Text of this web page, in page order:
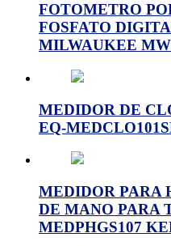
FOTOMETRO
FOSFATO
MILWAUKEE
MEDIDOR DE
EQ-
MEDIDOR PARA
DE MANO PARA
MEDPHGS107